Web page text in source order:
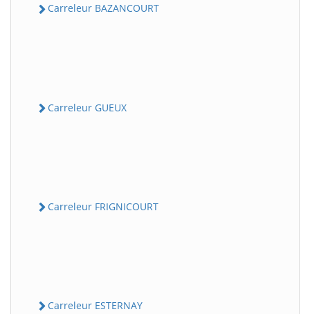
Carreleur BAZANCOURT
Carreleur GUEUX
Carreleur FRIGNICOURT
Carreleur ESTERNAY